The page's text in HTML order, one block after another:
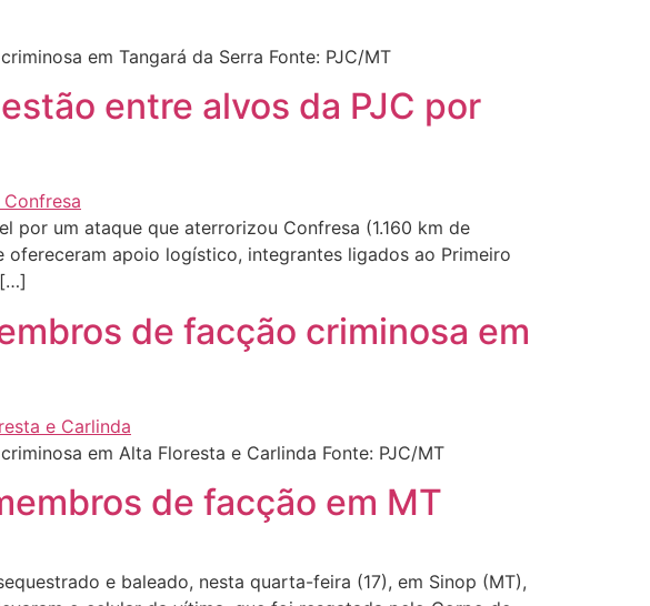
em Tangará da Serra Fonte: PJC/MT
entre alvos da PJC por
por um ataque que aterrorizou Confresa (1.160 km de
apoio logístico, integrantes ligados ao Primeiro
de facção criminosa em
em Alta Floresta e Carlinda Fonte: PJC/MT
de facção em MT
e baleado, nesta quarta-feira (17), em Sinop (MT),